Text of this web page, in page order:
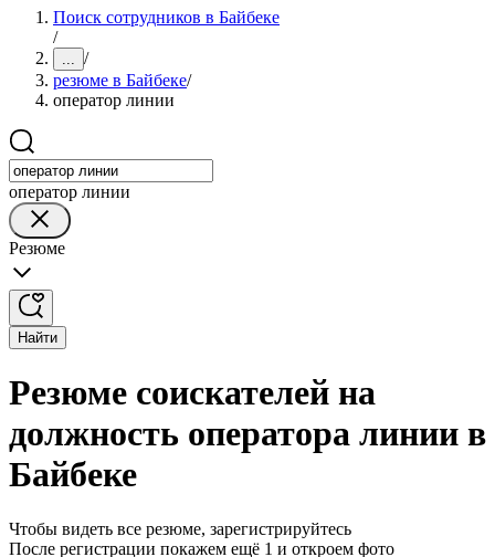
Поиск сотрудников в Байбеке
/
... /
резюме в Байбеке/
оператор линии
оператор линии
Резюме
Найти
Резюме соискателей на
должность оператора линии в
Байбеке
Чтобы видеть все резюме, зарегистрируйтесь
После регистрации покажем ещё 1 и откроем фото